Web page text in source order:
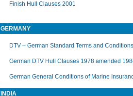
Finish Hull Clauses 2001
GERMANY
DTV – German Standard Terms and
German DTV Hull Clauses 1978 amended
German General Conditions of Marine
INDIA